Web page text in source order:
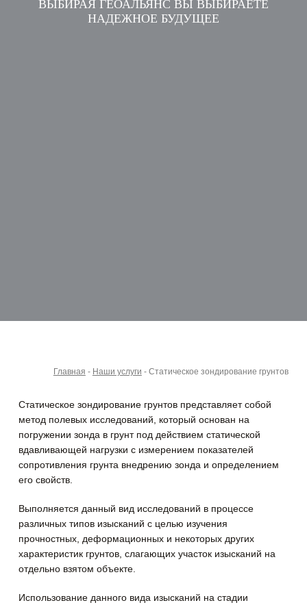
ВЫБИРАЯ ГЕОАЛЬЯНС ВЫ ВЫБИРАЕТЕ
НАДЕЖНОЕ БУДУЩЕЕ
Главная - Наши услуги - Статическое зондирование грунтов
Статическое зондирование грунтов представляет собой
метод полевых исследований, который основан на
погружении зонда в грунт под действием статической
вдавливающей нагрузки с измерением показателей
сопротивления грунта внедрению зонда и определением
его свойств.
Выполняется данный вид исследований в процессе
различных типов изысканий с целью изучения
прочностных, деформационных и некоторых других
характеристик грунтов, слагающих участок изысканий на
отдельно взятом объекте.
Использование данного вида изысканий на стадии